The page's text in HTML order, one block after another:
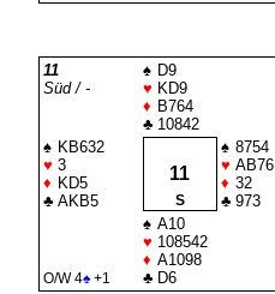
11
Süd / -
♠ D9
♥ KD9
♦ B764
♣ 10842
♠ KB632
♥ 3
♦ KD5
♣ AKB5
11
S
♠ 8754
♥ AB76
♦ 32
♣ 973
O/W 4♠+1
♠ A10
♥ 108542
♦ A1098
♣ D6